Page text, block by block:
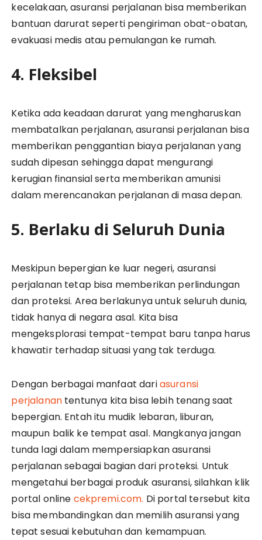
kecelakaan, asuransi perjalanan bisa memberikan
bantuan darurat seperti pengiriman obat-obatan,
evakuasi medis atau pemulangan ke rumah.
4. Fleksibel
Ketika ada keadaan darurat yang mengharuskan
membatalkan perjalanan, asuransi perjalanan bisa
memberikan penggantian biaya perjalanan yang
sudah dipesan sehingga dapat mengurangi
kerugian finansial serta memberikan amunisi
dalam merencanakan perjalanan di masa depan.
5. Berlaku di Seluruh Dunia
Meskipun bepergian ke luar negeri, asuransi
perjalanan tetap bisa memberikan perlindungan
dan proteksi. Area berlakunya untuk seluruh dunia,
tidak hanya di negara asal. Kita bisa
mengeksplorasi tempat-tempat baru tanpa harus
khawatir terhadap situasi yang tak terduga.
Dengan berbagai manfaat dariasuransi
perjalanan tentunya kita bisa lebih tenang saat
bepergian. Entah itu mudik lebaran, liburan,
maupun balik ke tempat asal. Mangkanya jangan
tunda lagi dalam mempersiapkan asuransi
perjalanan sebagai bagian dari proteksi. Untuk
mengetahui berbagai produk asuransi, silahkan klik
portal online cekpremi.com. Di portal tersebut kita
bisa membandingkan dan memilih asuransi yang
tepat sesuai kebutuhan dan kemampuan.